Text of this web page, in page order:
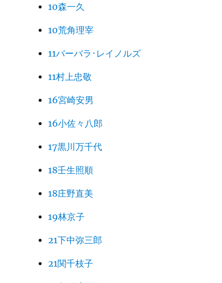
10森一久
10荒角理宰
11バーバラ･レイノルズ
11村上忠敬
16宮崎安男
16小佐々八郎
17黒川万千代
18壬生照順
18庄野直美
19林京子
21下中弥三郎
21関千枝子